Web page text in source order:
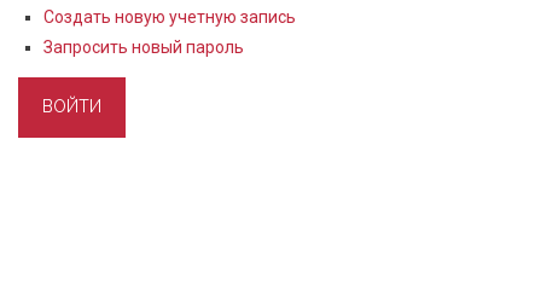
Создать новую учетную запись
Запросить новый пароль